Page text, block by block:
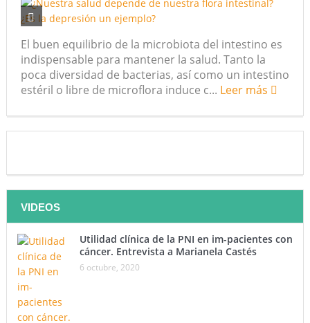
futuro “ilimitado” de la Inteligencia Artificial
¿Qué sabemos de los alimentos ultraprocesados?
¿Los 20 años de regalo? Parte II
(ACFIMAN)
¿Los veinte años de regalo?
Nuevas noticias sobre las dietas vegetarianas y el riesgo
de cáncer
El buen equilibrio de la microbiota del intestino es
indispensable para mantener la salud. Tanto la
poca diversidad de bacterias, así como un intestino
estéril o libre de microflora induce c... Leer más
VIDEOS
Utilidad clínica de la PNI en im-pacientes con
cáncer. Entrevista a Marianela Castés
6 octubre, 2020